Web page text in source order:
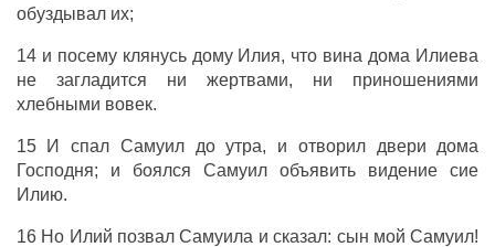
обуздывалих;
14 и посему клянусь дому Илия, что вина дома Илиева
не загладится нижертвами, ни приношениями
хлебными вовек.
15 Испал Самуилдоутра, и отворил двери
дома
Господня; и боялся Самуил объявить видение сие
Илию.
16 Но Илий позвал Самуила исказал: сын мойСамуил!